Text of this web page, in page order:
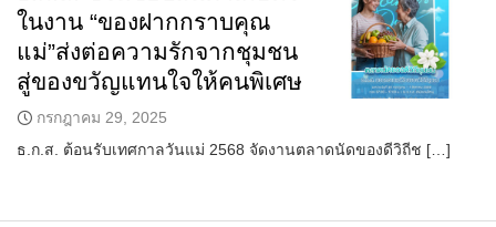
ในงาน “ของฝากกราบคุณ
แม่”ส่งต่อความรักจากชุมชน
สู่ของขวัญแทนใจให้คนพิเศษ
กรกฎาคม 29, 2025
ธ.ก.ส. ต้อนรับเทศกาลวันแม่ 2568 จัดงานตลาดนัดของดีวิถีช […]